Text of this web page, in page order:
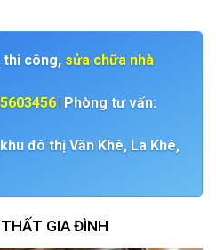
thi công, sửa chữa nhà
Phòng tư vấn:
đô thị Văn Khê, La Khê,
GIA ĐÌNH